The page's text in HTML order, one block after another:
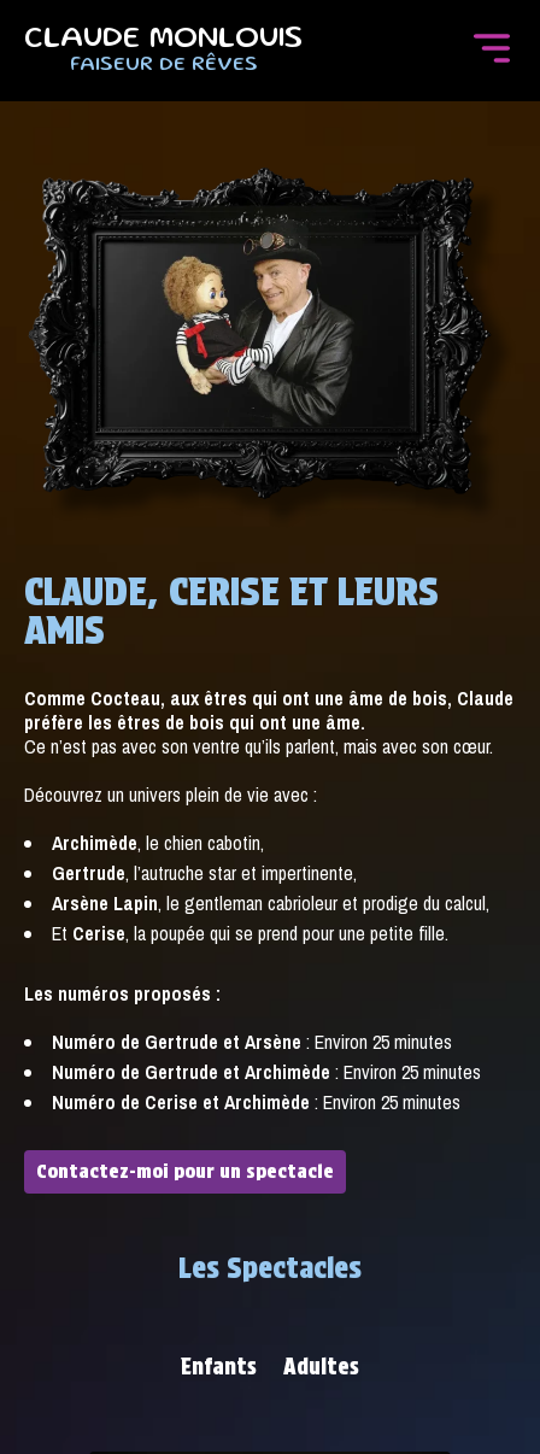
CLAUDE MONLOUIS
FAISEUR DE RÊVES
CLAUDE, CERISE ET LEURS
AMIS
Comme Cocteau, aux êtres qui ont une âme de bois, Claude
préfère les êtres de bois qui ont une âme.
Ce n’est pas avec son ventre qu’ils parlent, mais avec son cœur.
Découvrez un univers plein de vie avec :
Archimède, le chien cabotin,
Gertrude, l’autruche star et impertinente,
Arsène Lapin, le gentleman cabrioleur et prodige du calcul,
Et Cerise, la poupée qui se prend pour une petite fille.
Les numéros proposés :
Numéro de Gertrude et Arsène : Environ 25 minutes
Numéro de Gertrude et Archimède : Environ 25 minutes
Numéro de Cerise et Archimède : Environ 25 minutes
Contactez-moi pour un spectacle
Les Spectacles
Enfants Adultes